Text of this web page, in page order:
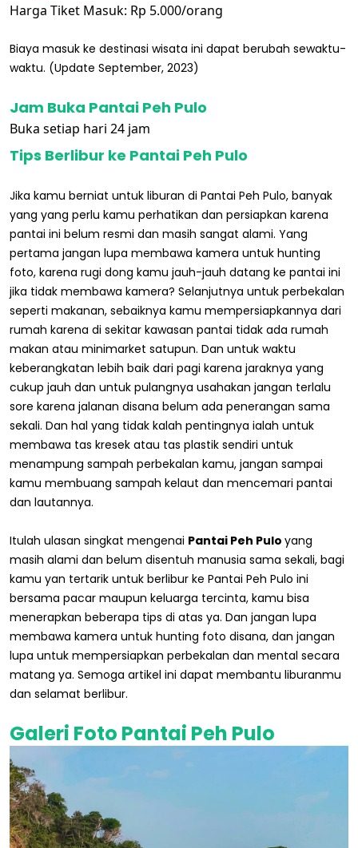
Harga Tiket Masuk: Rp 5.000/orang
Biaya masuk ke destinasi wisata ini dapat berubah sewaktu-
waktu. (Update September, 2023)
Jam Buka Pantai Peh Pulo
Buka setiap hari 24 jam
Tips Berlibur ke Pantai Peh Pulo
Jika kamu berniat untuk liburan di Pantai Peh Pulo, banyak
yang yang perlu kamu perhatikan dan persiapkan karena
pantai ini belum resmi dan masih sangat alami. Yang
pertama jangan lupa membawa kamera untuk hunting
foto, karena rugi dong kamu jauh-jauh datang ke pantai ini
jika tidak membawa kamera? Selanjutnya untuk perbekalan
seperti makanan, sebaiknya kamu mempersiapkannya dari
rumah karena di sekitar kawasan pantai tidak ada rumah
makan atau minimarket satupun. Dan untuk waktu
keberangkatan lebih baik dari pagi karena jaraknya yang
cukup jauh dan untuk pulangnya usahakan jangan terlalu
sore karena jalanan disana belum ada penerangan sama
sekali. Dan hal yang tidak kalah pentingnya ialah untuk
membawa tas kresek atau tas plastik sendiri untuk
menampung sampah perbekalan kamu, jangan sampai
kamu membuang sampah kelaut dan mencemari pantai
dan lautannya.
Itulah ulasan singkat mengenai Pantai Peh Pulo yang
masih alami dan belum disentuh manusia sama sekali, bagi
kamu yan tertarik untuk berlibur ke Pantai Peh Pulo ini
bersama pacar maupun keluarga tercinta, kamu bisa
menerapkan beberapa tips di atas ya. Dan jangan lupa
membawa kamera untuk hunting foto disana, dan jangan
lupa untuk mempersiapkan perbekalan dan mental secara
matang ya. Semoga artikel ini dapat membantu liburanmu
dan selamat berlibur.
Galeri Foto Pantai Peh Pulo